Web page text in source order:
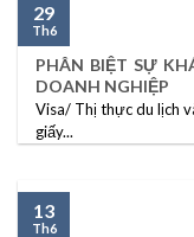
PHÂN BIỆT SỰ
DOANH NGHIỆP
Visa/ Thị thực du lịch
giấy...
29
Th6
13
Th6